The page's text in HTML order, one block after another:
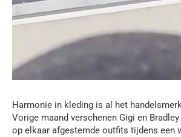
Harmonie in kleding is al het
Vorige maand verschenen Gigi en
op elkaar afgestemde outfits tijdens een